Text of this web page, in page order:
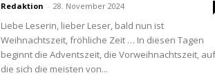
Redaktion - 28. November 2024
Liebe Leserin, lieber Leser, bald nun ist
Weihnachtszeit, fröhliche Zeit … In diesen Tagen
beginnt die Adventszeit, die Vorweihnachtszeit, auf
die sich die meisten von...